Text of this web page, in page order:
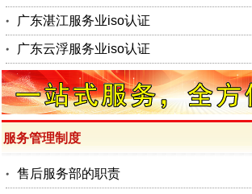
广东湛江服务业iso认证
广东云浮服务业iso认证
服务管理制度
售后服务部的职责